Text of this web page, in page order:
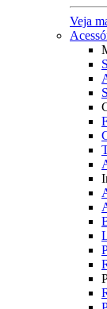
Veja